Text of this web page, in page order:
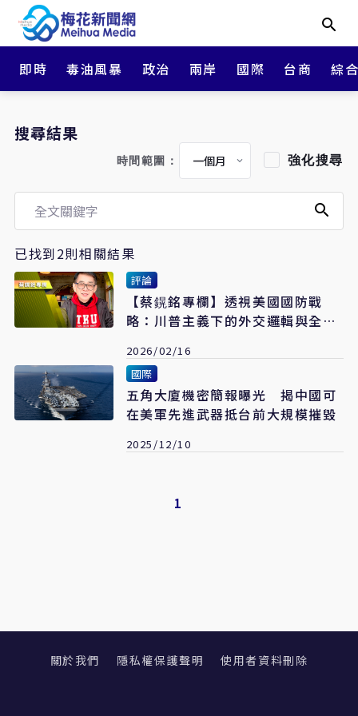
即時 毒油風暴 政治 兩岸 國際 台商 綜
搜尋結果
時間範圍： 強化搜尋
已找到2則相關結果
評論
【​​​​​​​蔡鎤銘專欄】透視美國國防戰
略：川普主義下的外交邏輯與全球
2026/02/16
國際
五角大廈機密簡報曝光 揭中國可
在美軍先進武器抵台前大規模摧毀
2025/12/10
1
關於我們 隱私權保護聲明 使用者資料刪除